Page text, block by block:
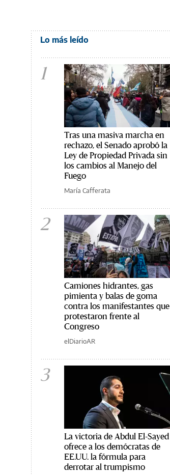
Lo más leído
1
Tras una masiva marcha en
rechazo, el Senado aprobó la
Ley de Propiedad Privada sin
los cambios al Manejo del
Fuego
María Cafferata
2
Camiones hidrantes, gas
pimienta y balas de goma
contra los manifestantes que
protestaron frente al
Congreso
elDiarioAR
3
La victoria de Abdul El-Sayed
ofrece a los demócratas de
EE.UU. la fórmula para
derrotar al trumpismo